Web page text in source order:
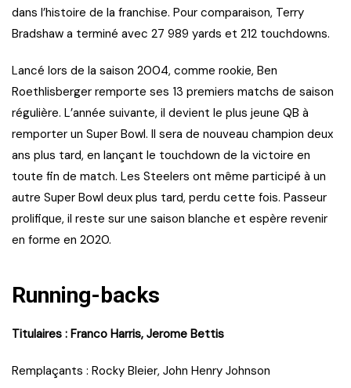
dans l’histoire de la franchise. Pour comparaison, Terry
Bradshaw a terminé avec 27 989 yards et 212 touchdowns.
Lancé lors de la saison 2004, comme rookie, Ben
Roethlisberger remporte ses 13 premiers matchs de saison
régulière. L’année suivante, il devient le plus jeune QB à
remporter un Super Bowl. Il sera de nouveau champion deux
ans plus tard, en lançant le touchdown de la victoire en
toute fin de match. Les Steelers ont même participé à un
autre Super Bowl deux plus tard, perdu cette fois. Passeur
prolifique, il reste sur une saison blanche et espère revenir
en forme en 2020.
Running-backs
Titulaires : Franco Harris, Jerome Bettis
Remplaçants : Rocky Bleier, John Henry Johnson